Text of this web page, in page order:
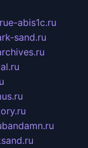
e-abis1c.ru
sand.ru
bandamn.ru